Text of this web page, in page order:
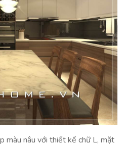
màu nâu với thiết kế chữ L, mặt